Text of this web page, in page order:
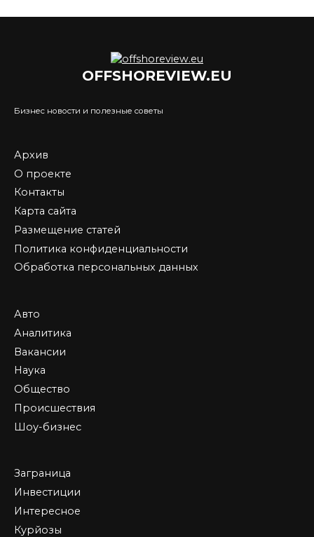
OFFSHOREVIEW.EU
Бизнес новости и полезные советы
Архив
О проекте
Контакты
Карта сайта
Размещение статей
Политика конфиденциальности
Обработка персональных данных
Авто
Аналитика
Вакансии
Наука
Общество
Происшествия
Шоу-бизнес
Заграница
Инвестиции
Интересное
Курйозы